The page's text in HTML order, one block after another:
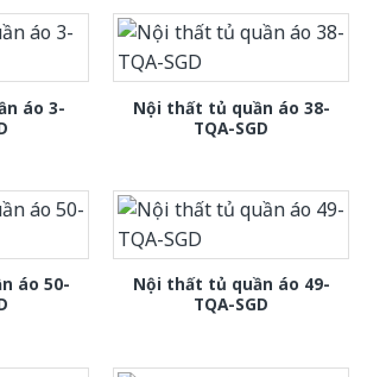
áo 3-
Nội thất tủ quần áo 38-
TQA-SGD
áo 50-
Nội thất tủ quần áo 49-
TQA-SGD